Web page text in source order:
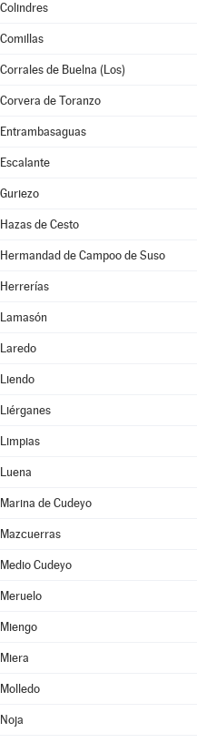
Colindres
Comillas
Corrales de Buelna (Los)
Corvera de Toranzo
Entrambasaguas
Escalante
Guriezo
Hazas de Cesto
Hermandad de Campoo de Suso
Herrerías
Lamasón
Laredo
Liendo
Liérganes
Limpias
Luena
Marina de Cudeyo
Mazcuerras
Medio Cudeyo
Meruelo
Miengo
Miera
Molledo
Noja